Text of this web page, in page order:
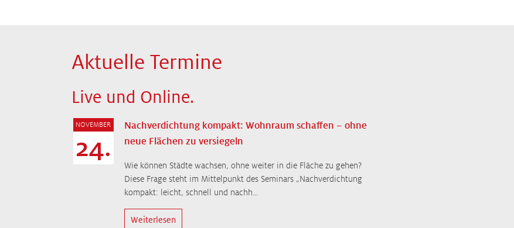
Aktuelle Termine
Live und Online.
NOVEMBER
24.
Nachverdichtung kompakt: Wohnraum schaffen – ohne
neue Flächen zu versiegeln
Wie können Städte wachsen, ohne weiter in die Fläche zu gehen?
Diese Frage steht im Mittelpunkt des Seminars „Nachverdichtung
kompakt: leicht, schnell und nachh…
Weiterlesen